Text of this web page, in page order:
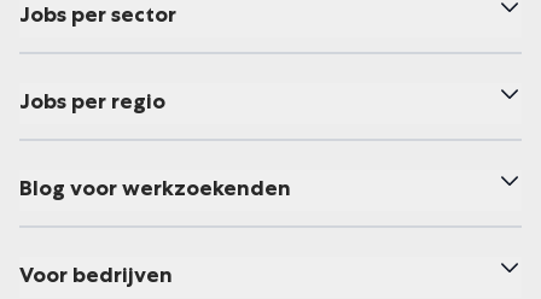
Jobs per sector
Jobs per regio
Blog voor werkzoekenden
Voor bedrijven